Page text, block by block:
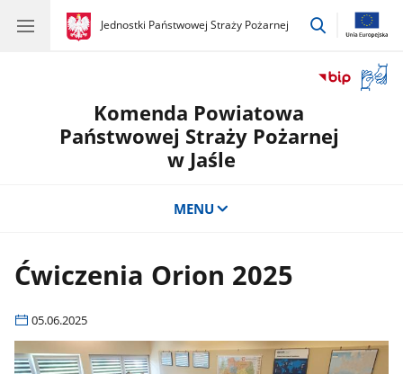
gov.pl
Jednostki Państwowej Straży Pożarnej
gov.pl
Jednostki
przejdź
okno
Komenda Powiatowa
Państwowej Straży Pożarnej
w Jaśle
MENU
Ćwiczenia Orion 2025
05.06.2025